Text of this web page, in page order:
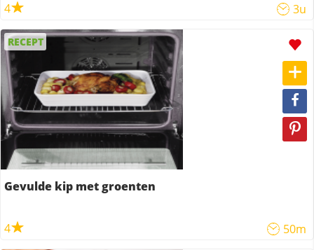
4 3u
RECEPT
Gevulde kip met groenten
4 50m